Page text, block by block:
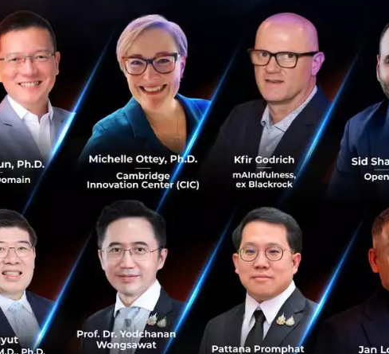
อเดือนมีนาคมที่ผ่านมา Foodpanda ได้รับเงินไปมากกว่า 3.3 พัน
นมาในปี 2012 Foodpanda สามารถระดมทุนได้เกือบๆ หมื่นล้าน
ในประเทศต่างๆ อาทิ อินเดีย เม็กซิโก รัสเซีย บราซิล ยุโรปตะวันอ
ง Foodpanda ก็มีแผนจะใช้เงินลงทุนรอบล่าสุดเพื่อขยายธุรกิจเดลิ
ลูกค้าใน 40 ตลาดทั่วโลก
นด์พัมธมิตรต่างๆ โฟกัสไปที่การเจาะตลาดทั้ง 40 ประเทศใน 5 ท
วเลขของผู้ใช้งานอินเทอร์เน็ตและการถือครองสมาร์ทโฟนเติบโต
างๆ ที่เกี่ยวข้องกับอินเทอร์เน็ตเติบโตอย่างรวดเร็วเช่นกัน ดังนั้น ธุ
โยชน์เช่นกัน